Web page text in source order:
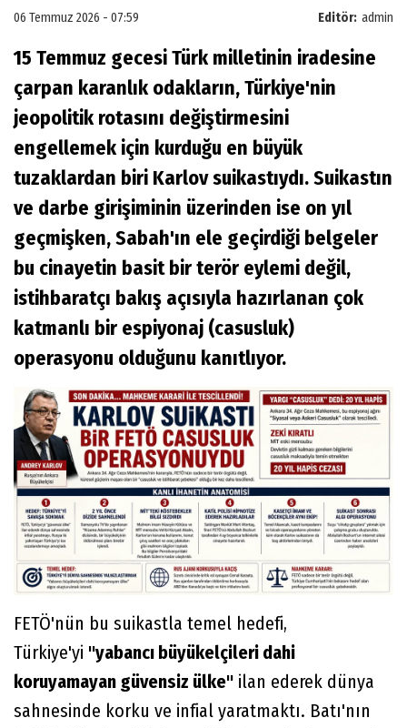
Editör: admin
06 Temmuz 2026 - 07:59
15 Temmuz gecesi Türk milletinin iradesine
çarpan karanlık odakların, Türkiye'nin
jeopolitik rotasını değiştirmesini
engellemek için kurduğu en büyük
tuzaklardan biri Karlov suikastıydı. Suikastın
ve darbe girişiminin üzerinden ise on yıl
geçmişken, Sabah'ın ele geçirdiği belgeler
bu cinayetin basit bir terör eylemi değil,
istihbaratçı bakış açısıyla hazırlanan çok
katmanlı bir espiyonaj (casusluk)
operasyonu olduğunu kanıtlıyor.
FETÖ'nün bu suikastla temel hedefi,
Türkiye'yi "yabancı büyükelçileri dahi
koruyamayan güvensiz ülke" ilan ederek dünya
sahnesinde korku ve infial yaratmaktı. Batı'nın